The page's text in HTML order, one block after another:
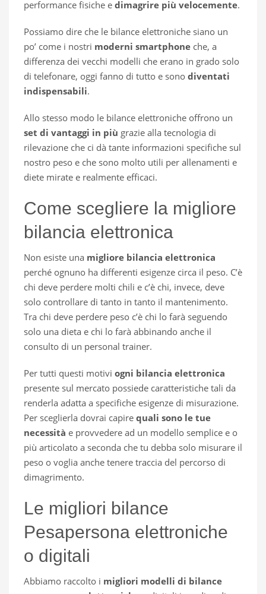
performance fisiche e dimagrire più velocemente.
Possiamo dire che le bilance elettroniche siano un
po’ come i nostri moderni smartphone che, a
differenza dei vecchi modelli che erano in grado solo
di telefonare, oggi fanno di tutto e sono diventati
indispensabili.
Allo stesso modo le bilance elettroniche offrono un
set di vantaggi in più grazie alla tecnologia di
rilevazione che ci dà tante informazioni specifiche sul
nostro peso e che sono molto utili per allenamenti e
diete mirate e realmente efficaci.
Come scegliere la migliore
bilancia elettronica
Non esiste una migliore bilancia elettronica
perché ognuno ha differenti esigenze circa il peso. C’è
chi deve perdere molti chili e c’è chi, invece, deve
solo controllare di tanto in tanto il mantenimento.
Tra chi deve perdere peso c’è chi lo farà seguendo
solo una dieta e chi lo farà abbinando anche il
consulto di un personal trainer.
Per tutti questi motivi ogni bilancia elettronica
presente sul mercato possiede caratteristiche tali da
renderla adatta a specifiche esigenze di misurazione.
Per sceglierla dovrai capire quali sono le tue
necessità e provvedere ad un modello semplice e o
più articolato a seconda che tu debba solo misurare il
peso o voglia anche tenere traccia del percorso di
dimagrimento.
Le migliori bilance
Pesapersona elettroniche
o digitali
Abbiamo raccolto i migliori modelli di bilance